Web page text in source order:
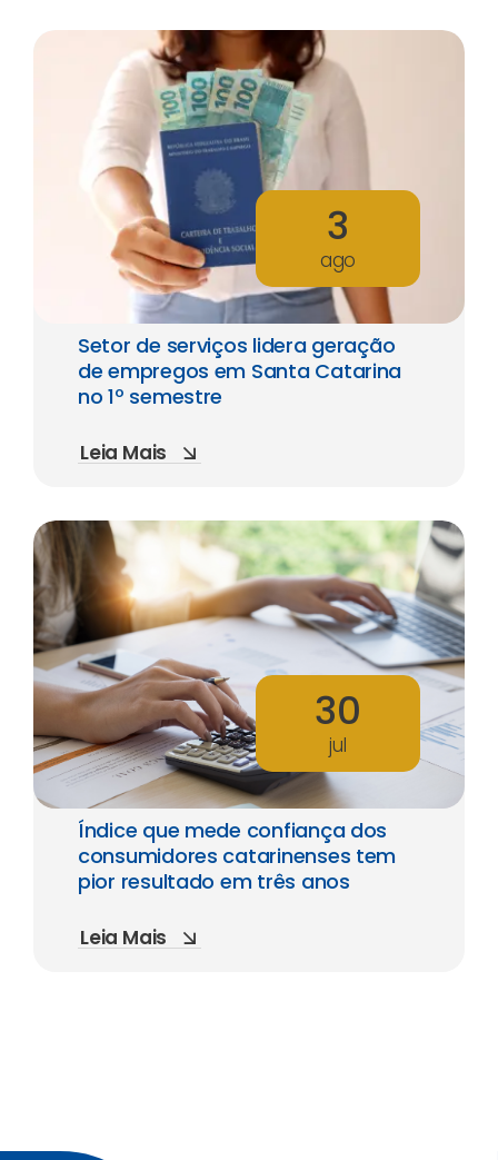
3
ago
Setor de serviços lidera geração
de empregos em Santa Catarina
no 1º semestre
Leia Mais
30
jul
Índice que mede confiança dos
consumidores catarinenses tem
pior resultado em três anos
Leia Mais